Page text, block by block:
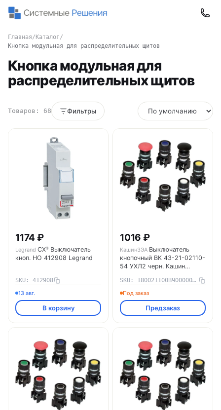
Главная/ Каталог/
Кнопка модульная для распределительных щитов
Кнопка модульная для
распределительных щитов
Товаров: 68 Фильтры
1174 ₽
Legrand CX³ Выключатель
кноп. НО 412908 Legrand
SKU: 412908
13 авг.
В корзину
1016 ₽
КашинЗЭА Выключатель
кнопочный ВК 43-21-02110-
54 УХЛ2 черн. Кашин
КашинЗЭА
SKU: 180021100ВЧ000000000
Под заказ
Предзаказ